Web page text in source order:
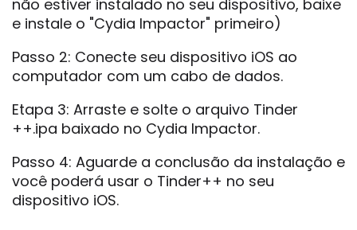
não estiver instalado no seu dispositivo, baixe
e instale o "Cydia Impactor" primeiro)
Passo 2: Conecte seu dispositivo iOS ao
computador com um cabo de dados.
Etapa 3: Arraste e solte o arquivo Tinder
++.ipa baixado no Cydia Impactor.
Passo 4: Aguarde a conclusão da instalação e
você poderá usar o Tinder++ no seu
dispositivo iOS.